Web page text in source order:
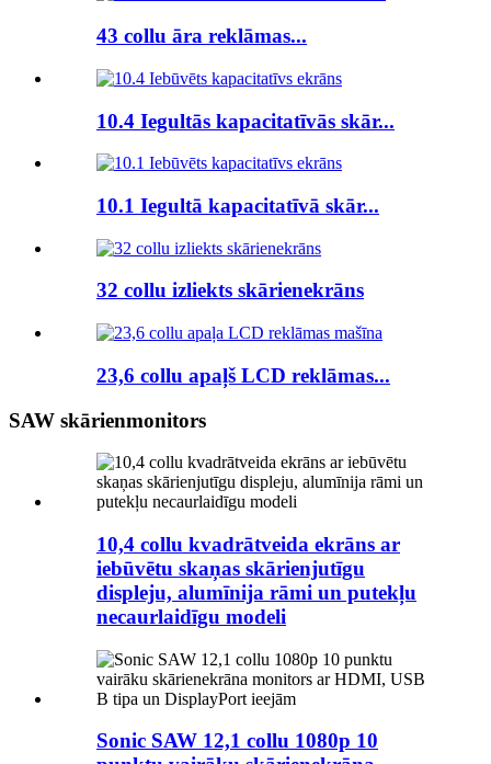
43 collu āra reklāmas...
10.4 Iegultās kapacitatīvās skār...
10.1 Iegultā kapacitatīvā skār...
32 collu izliekts skārienekrāns
23,6 collu apaļš LCD reklāmas...
SAW skārienmonitors
10,4 collu kvadrātveida ekrāns ar
iebūvētu skaņas skārienjutīgu
displeju, alumīnija rāmi un putekļu
necaurlaidīgu modeli
Sonic SAW 12,1 collu 1080p 10